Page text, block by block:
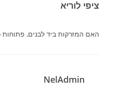
ציפי לוריא
האם המזרקות ביד לבנים, פתוחות
NelAdmin